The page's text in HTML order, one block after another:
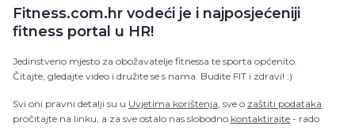
Fitness.com.hr vodeći je i najposjećeniji
fitness portal u HR!
Jedinstveno mjesto za obožavatelje fitnessa te sporta općenito.
Čitajte, gledajte video i družite se s nama. Budite FIT i zdravi! :)
Svi oni pravni detalji su u Uvjetima korištenja , sve o zaštiti podataka
pročitajte na linku, a za sve ostalo nas slobodno kontaktirajte - rado